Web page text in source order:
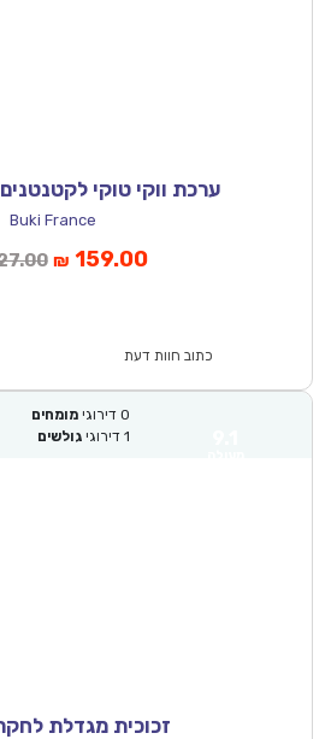
ערכת ווקי טוקי
Buki France
המחיר
₪227.00.
₪ 159.00המחיר
כתוב חוות דעת
0 דירוגי מומחים
1 דירוגי גולשים
זכוכית מגדלת